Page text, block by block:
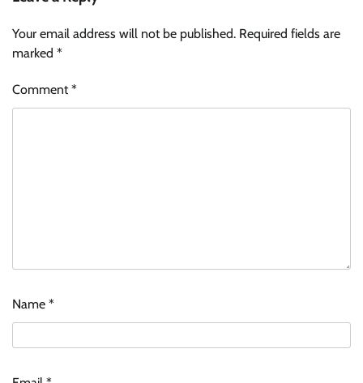
Your email address will not be published. Required fields are
marked *
Comment*
Name *